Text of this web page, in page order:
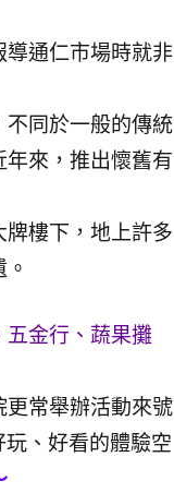
導通仁市場時就非
不同於一般的傳統
年來，推出懷舊有
牌樓下，地上許多
金行、蔬果攤
更常舉辦活動來號
、好看的體驗空